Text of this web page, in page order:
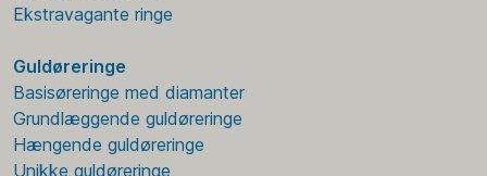
Ekstravagante ringe
Guldøreringe
Basisøreringe med diamanter
Grundlæggende guldøreringe
Hængende guldøreringe
Unikke guldøreringe